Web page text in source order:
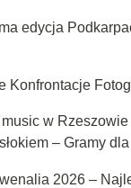
edycja
Konfrontacje
w
– Gramy
2026 –